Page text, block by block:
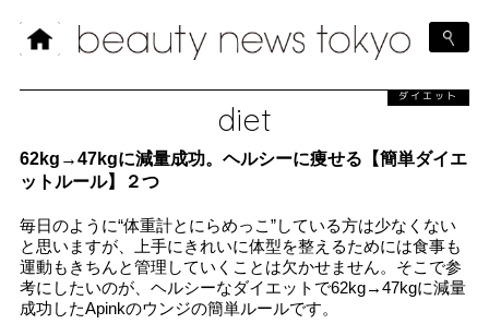
diet
ダイエット
62kg→47kgに減量成功。ヘルシーに痩せる【簡単ダイエ
ットルール】２つ
毎日のように“体重計とにらめっこ”している方は少なくない
と思いますが、上手にきれいに体型を整えるためには食事も
運動もきちんと管理していくことは欠かせません。そこで参
考にしたいのが、ヘルシーなダイエットで62kg→47kgに減量
成功したApinkのウンジの簡単ルールです。